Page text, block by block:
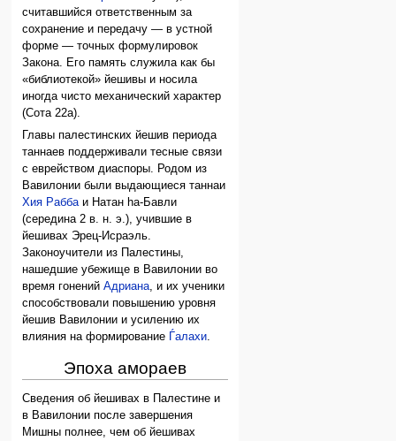
считавшийся ответственным за
сохранение и передачу — в устной
форме — точных формулировок
Закона. Его память служила как бы
«библиотекой» йешивы и носила
иногда чисто механический характер
(Сота 22а).
Главы палестинских йешив периода
таннаев поддерживали тесные связи
с еврейством диаспоры. Родом из
Вавилонии были выдающиеся таннаи
Хия Раббаи Натан hа-Бавли
(середина 2 в. н. э.), учившие в
йешивах Эрец-Исраэль.
Законоучители из Палестины,
нашедшие убежище в Вавилонии во
время гоненийАдриана, и их ученики
способствовали повышению уровня
йешив Вавилонии и усилению их
влияния на формирование
Ѓалахи.
Эпоха амораев
Сведения об йешивах в Палестине и
в Вавилонии после завершения
Мишны полнее, чем об йешивах